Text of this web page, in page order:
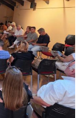
Dels
Seu